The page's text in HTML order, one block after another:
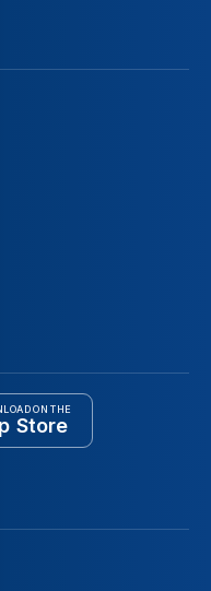
ON THE
Store